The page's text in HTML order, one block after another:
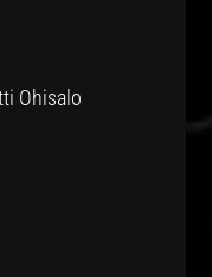
Ohisalo